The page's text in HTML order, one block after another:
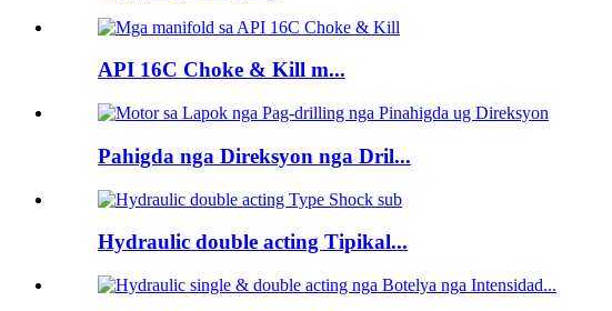
API 16C Choke & Kill m...
Pahigda nga Direksyon nga Dril...
Hydraulic double acting Tipikal...